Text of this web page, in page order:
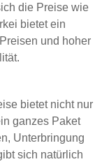
die Preise wie
bietet ein
und hoher
bietet nicht nur
ganzes Paket
Unterbringung
sich natürlich